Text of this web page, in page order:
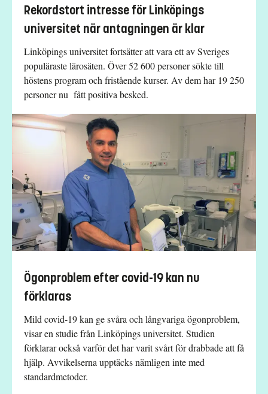
Rekordstort intresse för Linköpings
universitet när antagningen är klar
Linköpings universitet fortsätter att vara ett av Sveriges
populäraste lärosäten. Över 52 600 personer sökte till
höstens program och fristående kurser. Av dem har 19 250
personer nu fått positiva besked.
Ögonproblem efter covid-19 kan nu
förklaras
Mild covid-19 kan ge svåra och långvariga ögonproblem,
visar en studie från Linköpings universitet. Studien
förklarar också varför det har varit svårt för drabbade att få
hjälp. Avvikelserna upptäcks nämligen inte med
standardmetoder.